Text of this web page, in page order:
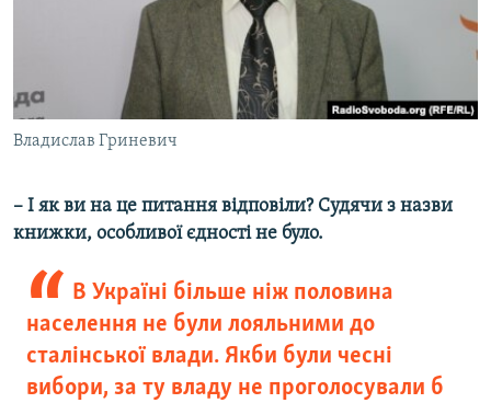
Владислав Гриневич
– І як ви на це питання відповіли? Судячи з назви
книжки, особливої єдності не було.
В Україні більше ніж половина
населення не були лояльними до
сталінської влади. Якби були чесні
вибори, за ту владу не проголосували б